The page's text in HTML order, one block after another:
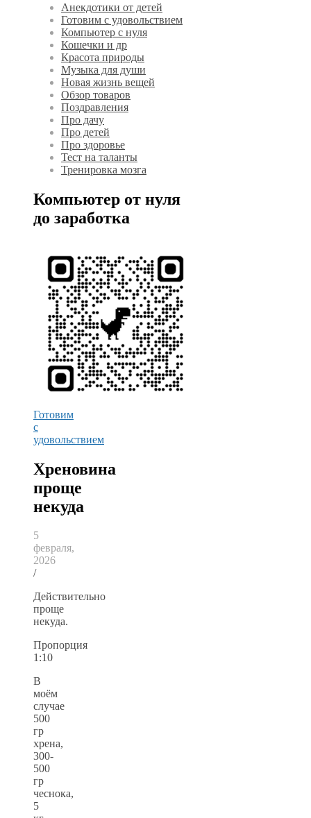
Анекдотики от детей
Готовим с удовольствием
Компьютер с нуля
Кошечки и др
Красота природы
Музыка для души
Новая жизнь вещей
Обзор товаров
Поздравления
Про дачу
Про детей
Про здоровье
Тест на таланты
Тренировка мозга
Компьютер от нуля
до заработка
Готовим
с
удовольствием
Хреновина
проще
некуда
5
февраля,
2026
/
Действительно
проще
некуда.
Пропорция
1:10
В
моём
случае
500
гр
хрена,
300-
500
гр
чеснока,
5